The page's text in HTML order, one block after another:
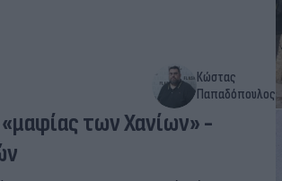
Κώστας
Παπαδόπουλος
των Χανίων» -